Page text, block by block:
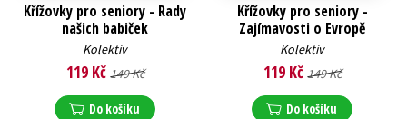
Křížovky pro seniory - Rady
našich babiček
Kolektiv
119 Kč 149 Kč
Do košíku
Křížovky pro seniory -
Zajímavosti o Evropě
Kolektiv
119 Kč 149 Kč
Do košíku